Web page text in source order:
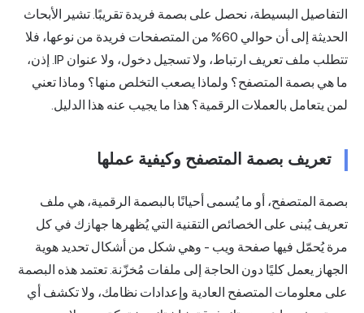
التفاصيل البسيطة، نحصل على بصمة فريدة تقريبًا. تشير الأبحاث
الحديثة إلى أن حوالي 60% من المتصفحات فريدة من نوعها، فلا
تتطلب ملف تعريف ارتباط، ولا تسجيل دخول، ولا عنوان IP. إذن،
ما هي بصمة المتصفح؟ ولماذا يصعب التخلص منها؟ وماذا تعني
لمن يتعامل بالعملات الرقمية؟ هذا ما يجيب عنه هذا الدليل.
تعريف بصمة المتصفح وكيفية عملها
بصمة المتصفح، أو ما يُسمى أحيانًا بالبصمة الرقمية، هي ملف
تعريف يُبنى على الخصائص التقنية التي يُظهرها جهازك في كل
مرة يُحمّل فيها صفحة ويب - وهي شكل من أشكال تحديد هوية
الجهاز يعمل كليًا دون الحاجة إلى ملفات مُخزّنة. تعتمد هذه البصمة
على معلومات المتصفح العادية وإعدادات نظامك، ولا تكشف أي